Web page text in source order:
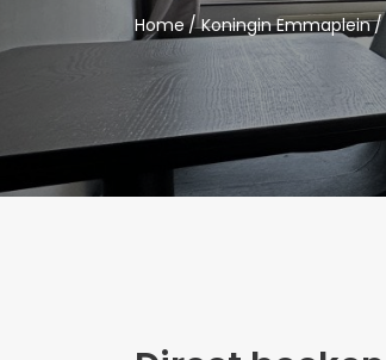
Home Koningin Emmaplein